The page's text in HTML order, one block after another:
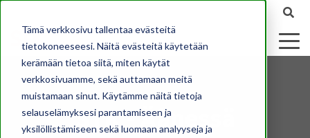
Tämä verkkosivu tallentaa evästeitä
tietokoneeseesi. Näitä evästeitä käytetään
kerämään tietoa siitä, miten käytät
verkkosivuamme, sekä auttamaan meitä
muistamaan sinut. Käytämme näitä tietoja
selauselämyksesi parantamiseen ja
yksilöllistämiseen sekä luomaan analyyseja ja
STK - Äänessä